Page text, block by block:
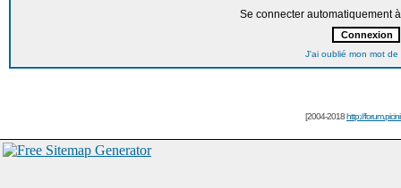
Se connecter automatiquement
J'ai oublié mon mot de
[2004-2018http://